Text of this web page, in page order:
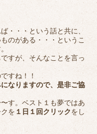
・・・という話と共に、
のがある・・・というこ
すが、そんなことを言っ
すね！！
なりますので、是非ご協
す。ベスト１も夢ではあ
を １日１回クリックをし